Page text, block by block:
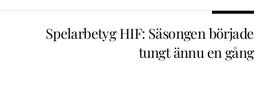
Spelarbetyg HIF: Säsongen började
tungt ännu en gång